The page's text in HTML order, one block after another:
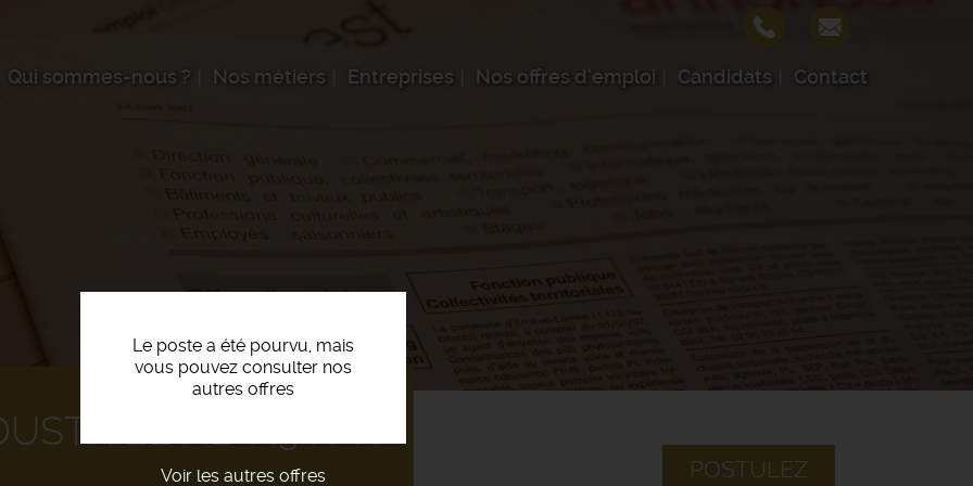
Qui sommes-nous ? Nos métiers Entreprises Nos offres d'emploi Candidats Contact
Le poste a été pourvu, mais
vous pouvez consulter nos
autres offres
Voir les autres offres POSTULEZ
N2-N3 F/H